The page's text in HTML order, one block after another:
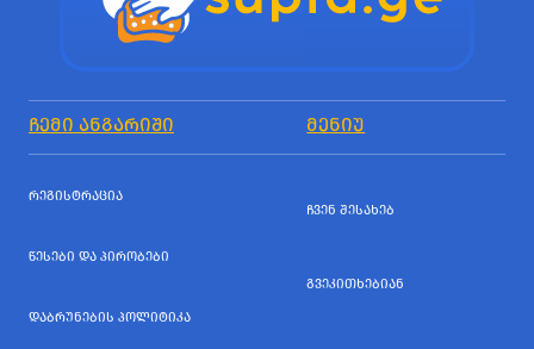
ᲩᲔᲛᲘ ᲐᲜᲒᲐᲠᲘᲨᲘ ᲛᲔᲜᲘᲣ
ᲠᲔᲒᲘᲡᲢᲠᲐᲪᲘᲐ
ᲬᲔᲡᲔᲑᲘ ᲓᲐ ᲞᲘᲠᲝᲑᲔᲑᲘ
ᲓᲐᲑᲠᲣᲜᲔᲑᲘᲡ ᲞᲝᲚᲘᲢᲘᲙᲐ
ᲩᲕᲔᲜ ᲨᲔᲡᲐᲮᲔᲑ
ᲒᲕᲔᲙᲘᲗᲮᲔᲑᲘᲐᲜ